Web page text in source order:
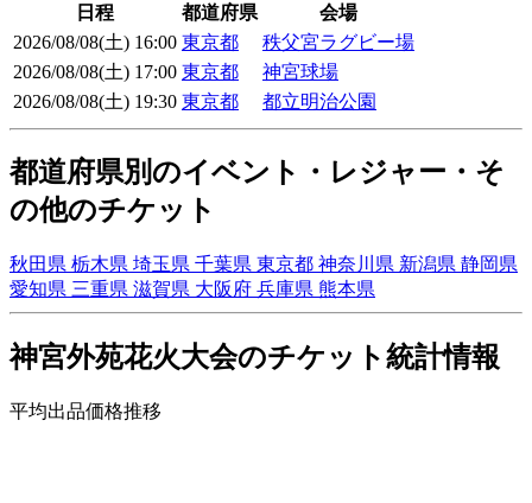
日程 都道府県
会場
2026/08/08(土) 16:00 東京都
秩父宮ラグビー場
2026/08/08(土) 17:00 東京都
神宮球場
2026/08/08(土) 19:30 東京都 都立明治公園
都道府県別のイベント・レジャー・そ
の他のチケット
秋田県 栃木県 埼玉県 千葉県 東京都 神奈川県 新潟県 静岡県
愛知県 三重県 滋賀県 大阪府 兵庫県 熊本県
神宮外苑花火大会のチケット統計情報
平均出品価格推移